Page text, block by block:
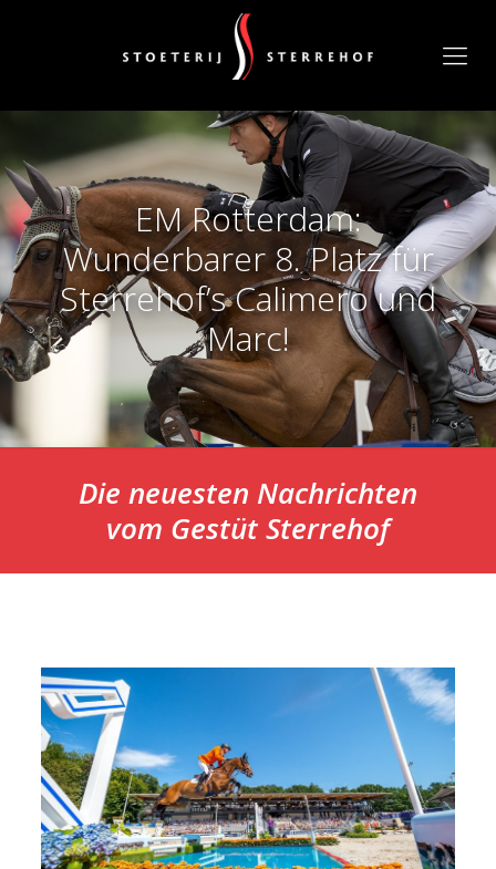
EM Rotterdam:
Wunderbarer 8. Platz für
Sterrehof’s Calimero und
Marc!
Die neuesten Nachrichten
vom Gestüt Sterrehof